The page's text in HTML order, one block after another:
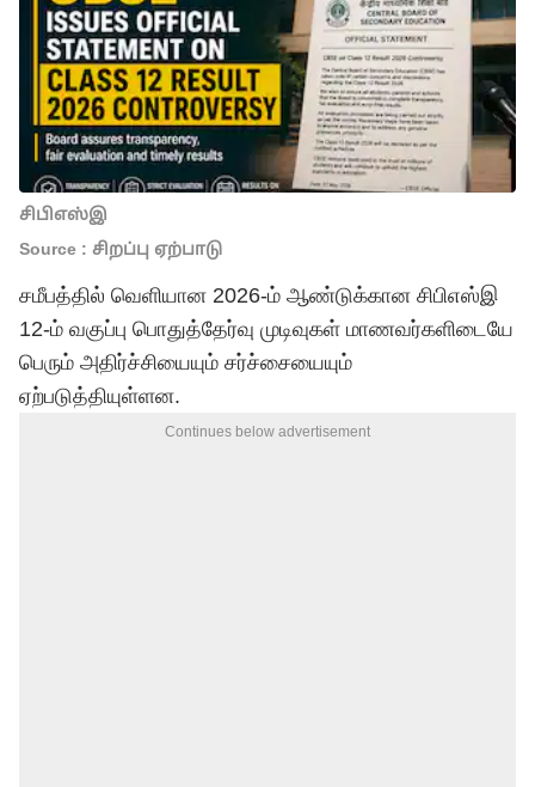
சிபிஎஸ்இ
Source : சிறப்பு ஏற்பாடு
சமீபத்தில் வெளியான 2026-ம் ஆண்டுக்கான சிபிஎஸ்இ
12-ம் வகுப்பு பொதுத்தேர்வு முடிவுகள் மாணவர்களிடையே
பெரும் அதிர்ச்சியையும் சர்ச்சையையும்
ஏற்படுத்தியுள்ளன.
Continues below advertisement